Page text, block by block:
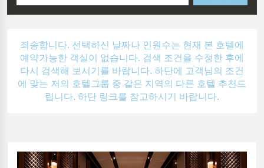
죄송합니다. 선택하신 날짜나 인원수는 현재 본 호텔에
예약가능한 객실이 없습니다. 검색 조건을 수정한 후에
다시 검색해 보시기를 바랍니다. 하단에 고객님의 조건
에 맞는 저의 호텔그룹 중 같은 지역의 다른 호텔 추천드
립니다. 하단 링크를 참고하시기 바랍니다.